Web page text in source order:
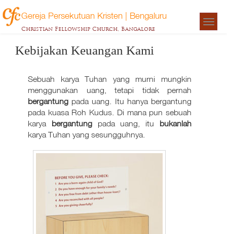
Gereja Persekutuan Kristen | Bengaluru
Christian Fellowship Church, Bangalore
Kebijakan Keuangan Kami
Sebuah karya Tuhan yang murni mungkin
menggunakan uang, tetapi tidak pernah
bergantung pada uang. Itu hanya bergantung
pada kuasa Roh Kudus. Di mana pun sebuah
karya bergantungpada uang, itu bukanlah
karya Tuhan yang sesungguhnya.